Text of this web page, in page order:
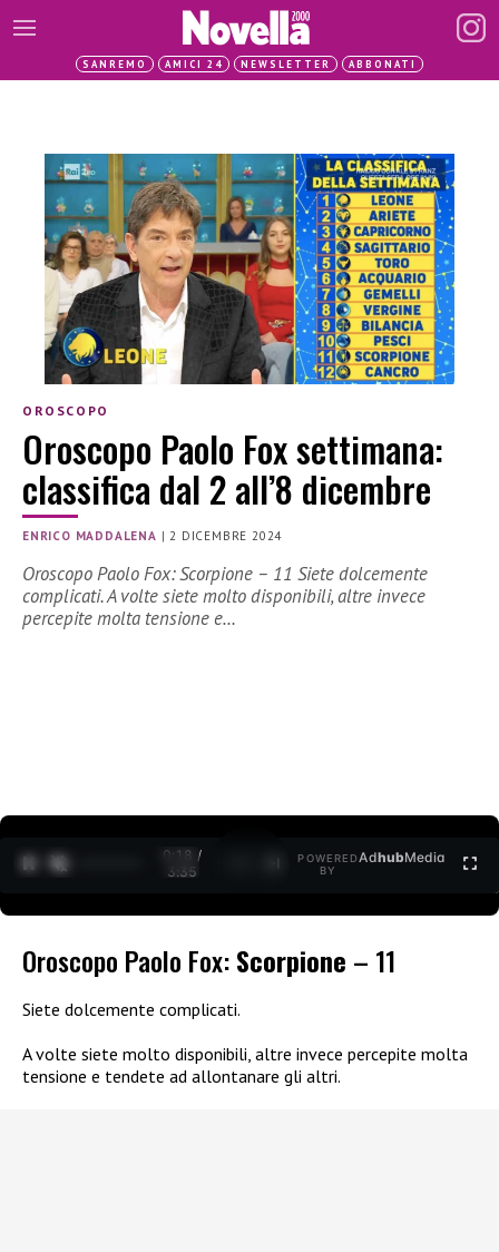
SANREMO AMICI 24 NEWSLETTER ABBONATI
OROSCOPO
Oroscopo Paolo Fox settimana:
classifica dal 2 all’8 dicembre
ENRICO MADDALENA |2 DICEMBRE 2024
Oroscopo Paolo Fox: Scorpione – 11 Siete dolcemente
complicati. A volte siete molto disponibili, altre invece
percepite molta tensione e…
0:18 /
3:35
POWERED
BY
AdhubMedia
Oroscopo Paolo Fox:Scorpione – 11
Siete dolcemente complicati.
A volte siete molto disponibili, altre invece percepite molta
tensione e tendete ad allontanare gli altri.